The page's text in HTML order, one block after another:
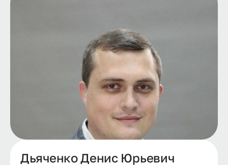
Дьяченко Денис Юрьевич